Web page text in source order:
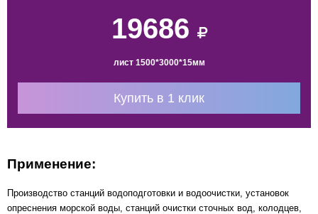
19686
лист 1500*3000*15мм
Купить в 1 клик
Применение:
Производство станций водоподготовки и водоочистки, установок
опреснения морской воды, станций очистки сточных вод, колодцев,